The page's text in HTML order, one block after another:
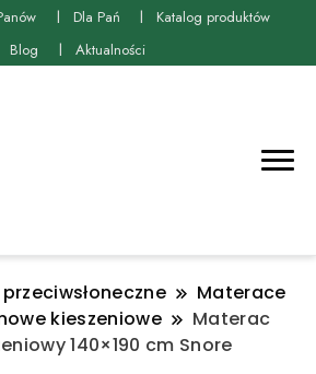
Dla Pań
Katalog produktów
Blog
Aktualności
Materace
kieszeniowe
Materac
140×190 cm Snore